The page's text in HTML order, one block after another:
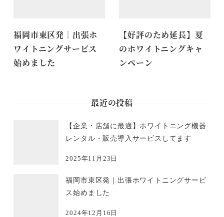
福岡市東区発｜出張ホ
ワイトニングサービス
始めました
【好評のため延長】夏
のホワイトニングキャ
ンペーン
最近の投稿
【企業・店舗に最適】ホワイトニング機器
レンタル・販売導入サービスしてます
2025年11月23日
福岡市東区発｜出張ホワイトニングサービ
ス始めました
2024年12月16日